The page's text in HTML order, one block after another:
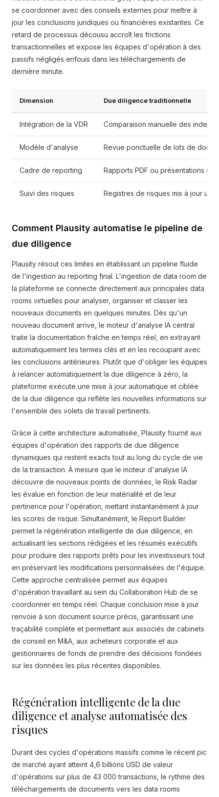
se coordonner avec des conseils externes pour mettre à
jour les conclusions juridiques ou financières existantes. Ce
retard de processus décousu accroît les frictions
transactionnelles et expose les équipes d'opération à des
passifs négligés enfouis dans les téléchargements de
dernière minute.
Dimension Due diligence traditionnelle
Intégration de la VDR Comparaison manuelle des index
Modèle d'analyse Revue ponctuelle de lots de
Cadre de reporting Rapports PDF ou présentations
Suivi des risques Registres de risques mis à jour
Comment Plausity automatise le pipeline de
due diligence
Plausity résout ces limites en établissant un pipeline fluide
de l'ingestion au reporting final. L'ingestion de data room de
la plateforme se connecte directement aux principales data
rooms virtuelles pour analyser, organiser et classer les
nouveaux documents en quelques minutes. Dès qu'un
nouveau document arrive, le moteur d'analyse IA central
traite la documentation fraîche en temps réel, en extrayant
automatiquement les termes clés et en les recoupant avec
les conclusions antérieures. Plutôt que d'obliger les équipes
à relancer automatiquement la due diligence à zéro, la
plateforme exécute une mise à jour automatique et ciblée
de la due diligence qui reflète les nouvelles informations sur
l'ensemble des volets de travail pertinents.
Grâce à cette architecture automatisée, Plausity fournit aux
équipes d'opération des rapports de due diligence
dynamiques qui restent exacts tout au long du cycle de vie
de la transaction. À mesure que le moteur d'analyse IA
découvre de nouveaux points de données, le Risk Radar
les évalue en fonction de leur matérialité et de leur
pertinence pour l'opération, mettant instantanément à jour
les scores de risque. Simultanément, le Report Builder
permet la régénération intelligente de due diligence, en
actualisant les sections rédigées et les résumés exécutifs
pour produire des rapports prêts pour les investisseurs tout
en préservant les modifications personnalisées de l'équipe.
Cette approche centralisée permet aux équipes
d'opération travaillant au sein du Collaboration Hub de se
coordonner en temps réel. Chaque conclusion mise à jour
renvoie à son document source précis, garantissant une
traçabilité complète et permettant aux associés de cabinets
de conseil en M&A, aux acheteurs corporate et aux
gestionnaires de fonds de prendre des décisions fondées
sur les données les plus récentes disponibles.
Régénération intelligente de la due
diligence et analyse automatisée des
risques
Durant des cycles d'opérations massifs comme le récent pic
de marché ayant atteint 4,6 billions USD de valeur
d'opérations sur plus de 43 000 transactions, le rythme des
téléchargements de documents vers les data rooms